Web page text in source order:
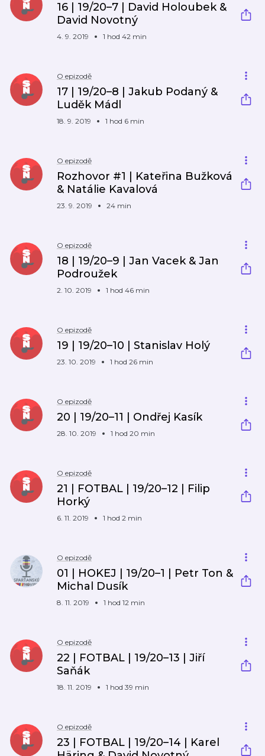
16 | 19/20–7 | David Holoubek &
David Novotný
4. 9. 2019 1 hod 42 min
O epizodě
17 | 19/20–8 | Jakub Podaný &
Luděk Mádl
18. 9. 2019 1 hod 6 min
O epizodě
Rozhovor #1 | Kateřina Bužková
& Natálie Kavalová
23. 9. 2019 24 min
O epizodě
18 | 19/20–9 | Jan Vacek & Jan
Podroužek
2. 10. 2019 1 hod 46 min
O epizodě
19 | 19/20–10 | Stanislav Holý
23. 10. 2019 1 hod 26 min
O epizodě
20 | 19/20–11 | Ondřej Kasík
28. 10. 2019 1 hod 20 min
O epizodě
21 | FOTBAL | 19/20–12 | Filip
Horký
6. 11. 2019 1 hod 2 min
O epizodě
01 | HOKEJ | 19/20–1 | Petr Ton &
Michal Dusík
8. 11. 2019 1 hod 12 min
O epizodě
22 | FOTBAL | 19/20–13 | Jiří
Saňák
18. 11. 2019 1 hod 39 min
O epizodě
23 | FOTBAL | 19/20–14 | Karel